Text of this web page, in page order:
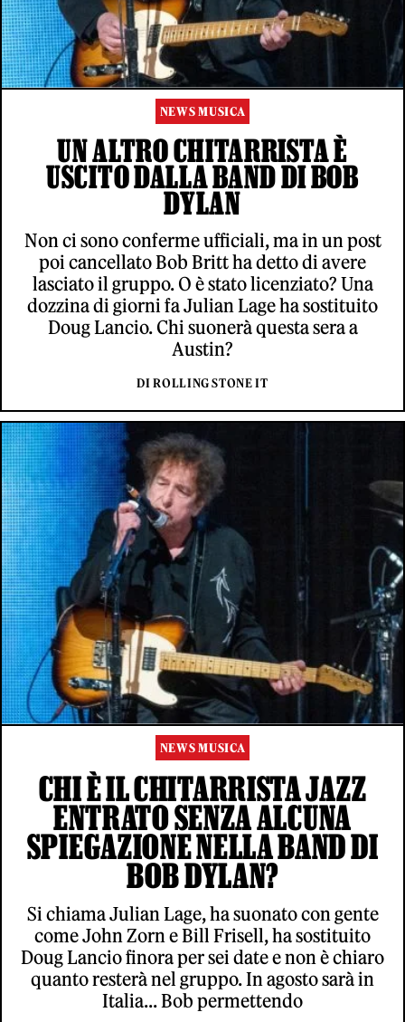
NEWS MUSICA
UN ALTRO CHITARRISTA È
USCITO DALLA BAND DI BOB
DYLAN
Non ci sono conferme ufficiali, ma in un post
poi cancellato Bob Britt ha detto di avere
lasciato il gruppo. O è stato licenziato? Una
dozzina di giorni fa Julian Lage ha sostituito
Doug Lancio. Chi suonerà questa sera a
Austin?
DI ROLLING STONE IT
NEWS MUSICA
CHI È IL CHITARRISTA JAZZ
ENTRATO SENZA ALCUNA
SPIEGAZIONE NELLA BAND DI
BOB DYLAN?
Si chiama Julian Lage, ha suonato con gente
come John Zorn e Bill Frisell, ha sostituito
Doug Lancio finora per sei date e non è chiaro
quanto resterà nel gruppo. In agosto sarà in
Italia... Bob permettendo